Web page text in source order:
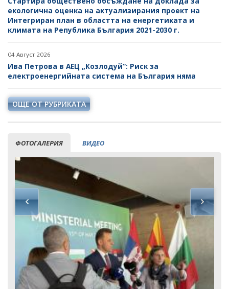
екологична оценка на актуализирания проект на
Интегриран план в областта на енергетиката и
климата на Република България 2021-2030 г.
04 Август 2026
Ива Петрова в АЕЦ „Козлодуй“: Риск за
електроенергийната система на България няма
ОЩЕ ОТ РУБРИКАТА
ФОТОГАЛЕРИЯ ВИДЕО